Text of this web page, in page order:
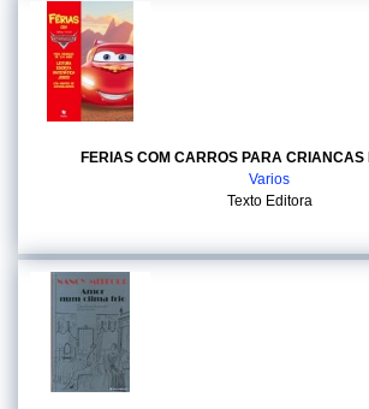
FERIAS COM CARROS PARA CRIANCAS
Varios
Texto Editora